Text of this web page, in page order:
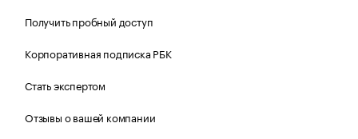
Получить пробный доступ
Корпоративная подписка РБК
Стать экспертом
Отзывы о вашей компании